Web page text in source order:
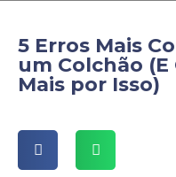
5 Erros Mais
um Colchão
Mais por Isso)